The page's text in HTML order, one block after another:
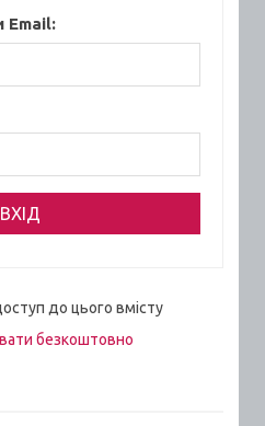
Email:
до цього вмісту
безкоштовно